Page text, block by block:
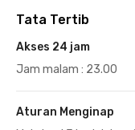
Tata Tertib
Akses 24 jam
Jam malam : 23.00
Aturan Menginap